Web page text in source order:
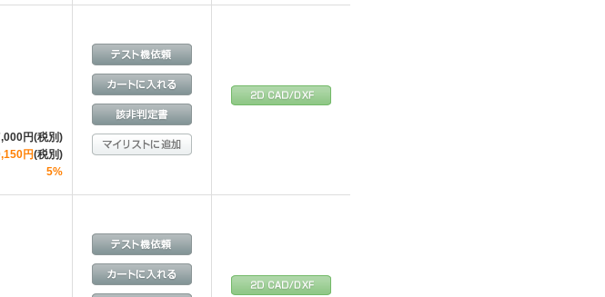
円(税別)
円(税別)
5%